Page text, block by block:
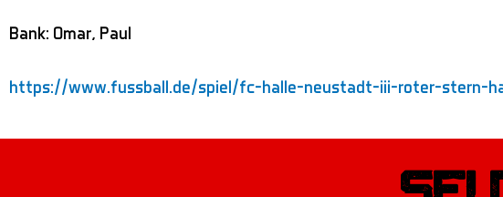
Bank: Omar, Paul
https://www.fussball.de/spiel/fc-halle-neustadt-iii-roter-stern-